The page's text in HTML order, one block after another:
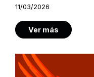
11/03/2026
Ver más